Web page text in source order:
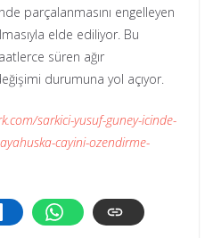
parçalanmasını engelleyen
elde ediliyor. Bu
süren ağır
durumuna yol açıyor.
sarkici-yusuf-guney-icinde-
cayini-ozendirme-